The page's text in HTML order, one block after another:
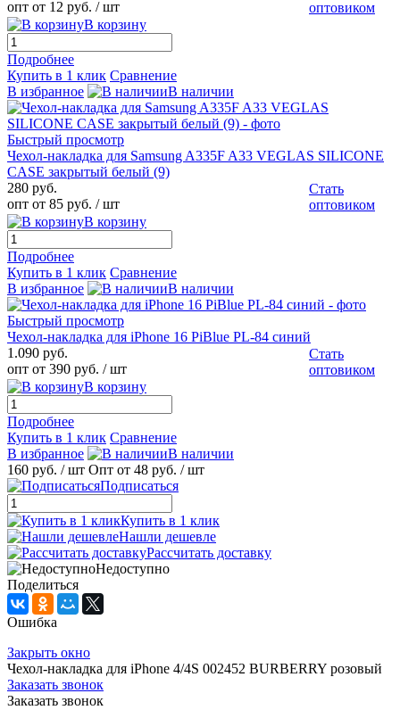
опт от 12 руб. / шт
оптовиком
В корзину
Подробнее
Купить в 1 клик Сравнение
В избранное
В наличии
Быстрый просмотр
Чехол-накладка для Samsung A335F A33 VEGLAS SILICONE
CASE закрытый белый (9)
280 руб.
опт от 85 руб. / шт
Стать
оптовиком
В корзину
Подробнее
Купить в 1 клик Сравнение
В избранное
В наличии
Быстрый просмотр
Чехол-накладка для iPhone 16 PiBlue PL-84 синий
1.090 руб.
опт от 390 руб. / шт
Стать
оптовиком
В корзину
Подробнее
Купить в 1 клик Сравнение
В избранное
В наличии
160 руб. / шт Опт от 48 руб. / шт
Подписаться
Купить в 1 клик
Нашли дешевле
Рассчитать доставку
Недоступно
Поделиться
Ошибка
Закрыть окно
Чехол-накладка для iPhone 4/4S 002452 BURBERRY розовый
Заказать звонок
Заказать звонок